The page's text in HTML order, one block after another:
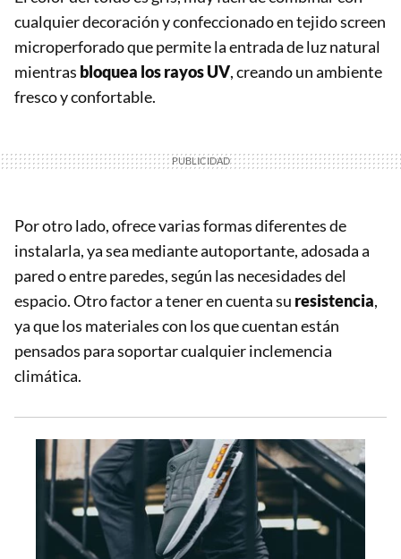
cualquier decoración y confeccionado en tejido screen
microperforado que permite la entrada de luz natural
mientras bloquea los rayos UV, creando un ambiente
fresco y confortable.
Por otro lado, ofrece varias formas diferentes de
instalarla, ya sea mediante autoportante, adosada a
pared o entre paredes, según las necesidades del
espacio. Otro factor a tener en cuenta su resistencia,
ya que los materiales con los que cuentan están
pensados para soportar cualquier inclemencia
climática.